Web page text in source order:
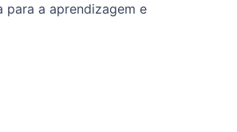
para a aprendizagem e